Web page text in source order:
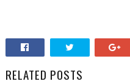
RELATED POSTS